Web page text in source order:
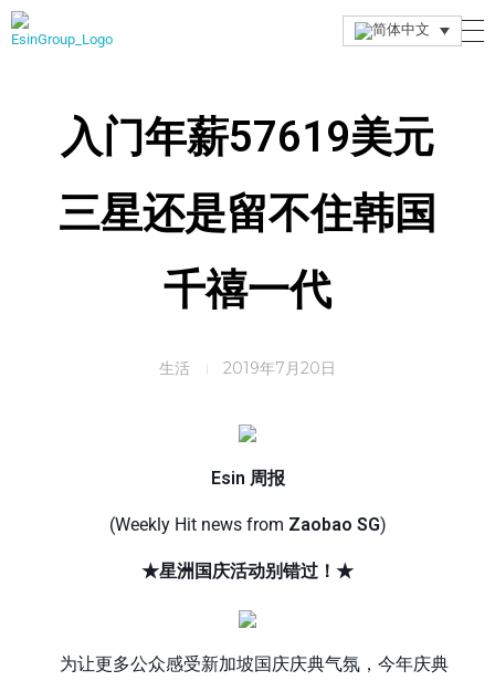
入门年薪57619美元
三星还是留不住韩国
千禧一代
2019年7月20日
生活
Esin 周报
(Weekly Hit news from Zaobao SG)
★星洲国庆活动别错过！★
为让更多公众感受新加坡国庆庆典气氛，今年庆典